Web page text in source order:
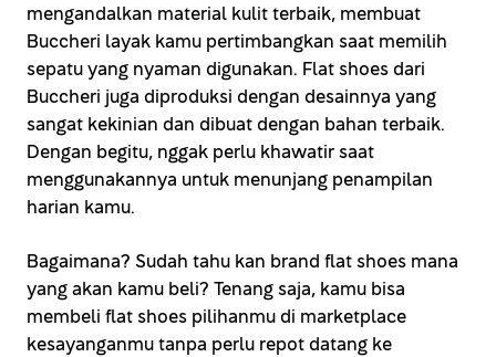
mengandalkan material kulit terbaik, membuat
Buccheri layak kamu pertimbangkan saat memilih
sepatu yang nyaman digunakan. Flat shoes dari
Buccheri juga diproduksi dengan desainnya yang
sangat kekinian dan dibuat dengan bahan terbaik.
Dengan begitu, nggak perlu khawatir saat
menggunakannya untuk menunjang penampilan
harian kamu.
Bagaimana? Sudah tahu kan brand flat shoes mana
yang akan kamu beli? Tenang saja, kamu bisa
membeli flat shoes pilihanmu di marketplace
kesayanganmu tanpa perlu repot datang ke